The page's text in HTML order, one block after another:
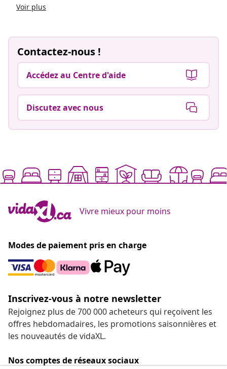
Voir plus
Contactez-nous !
Accédez au Centre d'aide
Discutez avec nous
Vivre mieux pour moins
Modes de paiement pris en charge
Inscrivez-vous à notre newsletter
Rejoignez plus de 700 000 acheteurs qui reçoivent les
offres hebdomadaires, les promotions saisonnières et
les nouveautés de vidaXL.
Nos comptes de réseaux sociaux